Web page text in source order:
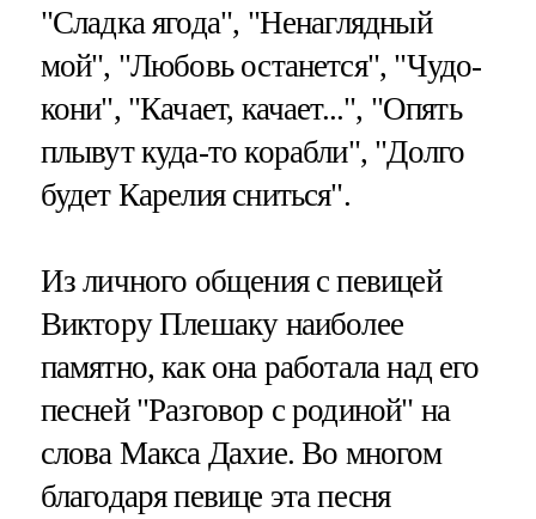
"Сладка ягода", "Ненаглядный
мой", "Любовь останется", "Чудо-
кони", "Качает, качает...", "Опять
плывут куда-то корабли", "Долго
будет Карелия сниться".
Из личного общения с певицей
Виктору Плешаку наиболее
памятно, как она работала над его
песней "Разговор с родиной" на
слова Макса Дахие. Во многом
благодаря певице эта песня